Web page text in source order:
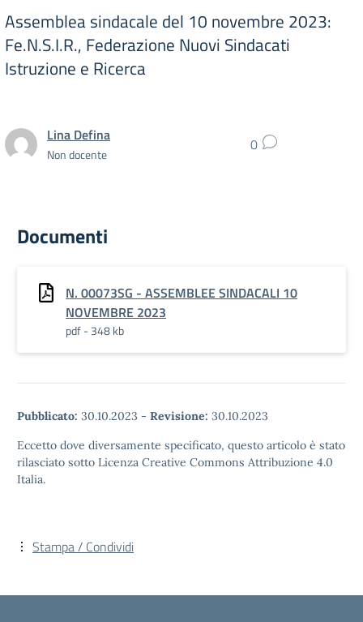
Assemblea sindacale del 10 novembre 2023:
Fe.N.S.I.R., Federazione Nuovi Sindacati
Istruzione e Ricerca
Lina Defina
Non docente 0
Documenti
N. 00073SG - ASSEMBLEE SINDACALI 10
NOVEMBRE 2023
pdf - 348 kb
Pubblicato: 30.10.2023 - Revisione: 30.10.2023
Eccetto dove diversamente specificato, questo articolo è stato
rilasciato sotto Licenza Creative Commons Attribuzione 4.0
Italia.
Stampa / Condividi